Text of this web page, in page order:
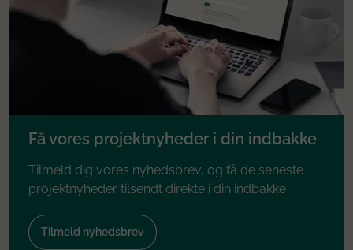
Få vores projektnyheder i din indbakke
Tilmeld dig vores nyhedsbrev, og få de seneste
projektnyheder tilsendt direkte i din indbakke
Tilmeld nyhedsbrev